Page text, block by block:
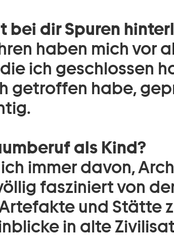
bei dir Spuren
haben mich vor
ich geschlossen
getroffen habe,
als Kind?
immer davon,
fasziniert von
und Stätte
in alte